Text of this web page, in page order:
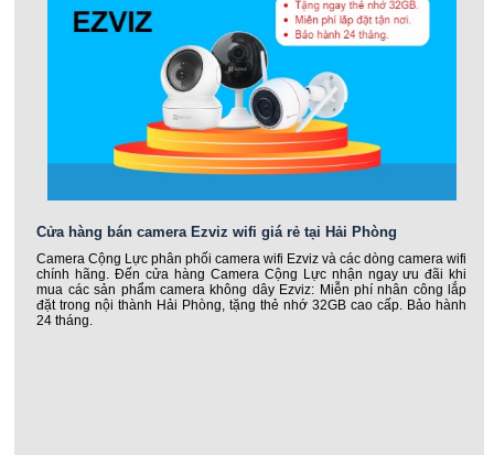
Cửa hàng bán camera Ezviz wifi giá rẻ tại Hải Phòng
Camera Cộng Lực phân phối camera wifi Ezviz và các dòng camera wifi
chính hãng. Đến cửa hàng Camera Cộng Lực nhận ngay ưu đãi khi
mua các sản phẩm camera không dây Ezviz: Miễn phí nhân công lắp
đặt trong nội thành Hải Phòng, tặng thẻ nhớ 32GB cao cấp. Bảo hành
24 tháng.